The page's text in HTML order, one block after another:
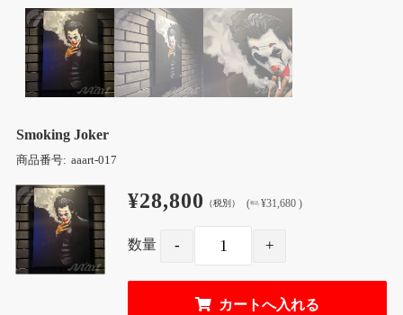
Smoking Joker
商品番号: aaart-017
¥28,800 （税別） (税込 ¥31,680 )
数量